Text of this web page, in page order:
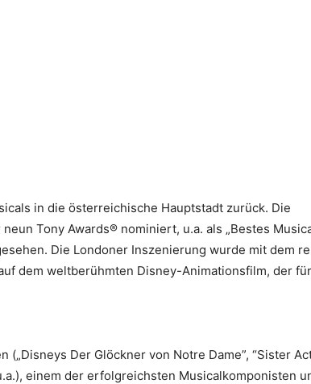
in die österreichische Hauptstadt zurück. Die
Tony Awards® nominiert, u.a. als „Bestes
Die Londoner Inszenierung wurde mit dem
dem weltberühmten Disney-Animationsfilm, der
Der Glöckner von Notre Dame”, “Sister
einem der erfolgreichsten Musicalkomponisten